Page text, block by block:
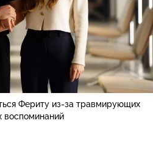
Фериту из-за травмирующих
воспоминаний